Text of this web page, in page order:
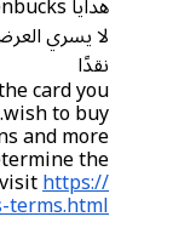
لا يسري العرض
the card you
wish to buy.
and more
determine the
visithttps://
terms.html